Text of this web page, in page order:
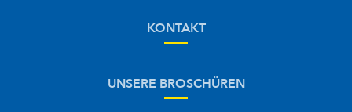
KONTAKT
UNSERE BROSCHÜREN